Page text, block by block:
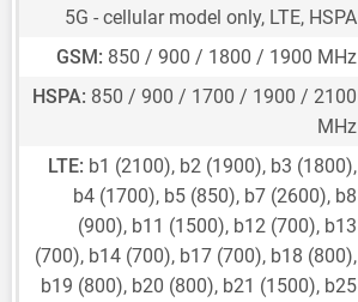
5G - cellular model only, LTE, HSPA
GSM: 850 / 900 / 1800 / 1900 MHz
HSPA: 850 / 900 / 1700 / 1900 / 2100
MHz
LTE: b1 (2100), b2 (1900), b3 (1800),
b4 (1700), b5 (850), b7 (2600), b8
(900), b11 (1500), b12 (700), b13
(700), b14 (700), b17 (700), b18 (800),
b19 (800), b20 (800), b21 (1500), b25